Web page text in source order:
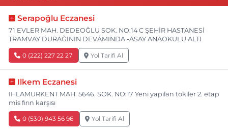
Serapoğlu Eczanesi
71 EVLER MAH. DEDEOĞLU SOK. NO:14 C ŞEHİR HASTANESİ
TRAMVAY DURAĞININ DEVAMINDA -ASAY ANAOKULU ALTI
0 (222) 227 22 27 Yol Tarifi Al
Ilkem Eczanesi
mis fırın karşısı
0 (530) 943 56 96 Yol Tarifi Al